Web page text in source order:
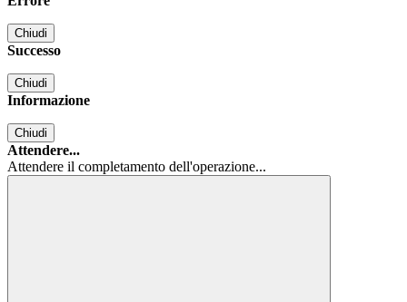
Chiudi
Successo
Chiudi
Informazione
Chiudi
Attendere...
Attendere il completamento dell'operazione...